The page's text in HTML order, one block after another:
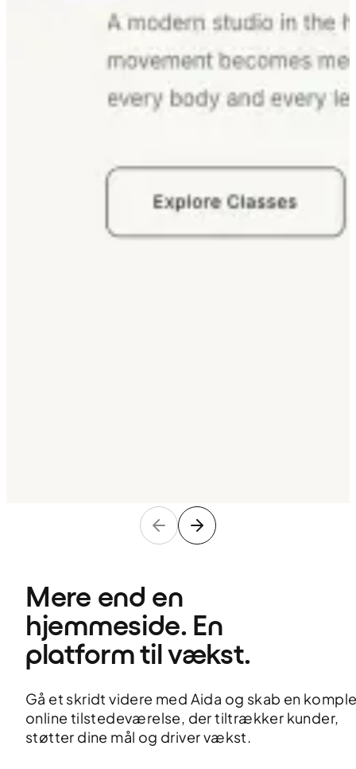
Mere end en
hjemmeside. En
platform til vækst.
Gå et skridt videre med Aida og skab en
online tilstedeværelse, der tiltrækker kunder,
støtter dine mål og driver vækst.